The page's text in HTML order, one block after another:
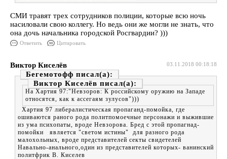
СМИ травят трех сотрудников полиции, которые всю ночь
насиловали свою коллегу. Но ведь они же могли не знать, что
она дочь начальника городской Росгвардии? )))
Ответить Цитировать
03.11.2018 00:18:18
Виктор Киселёв
Бегемотофф
Виктор Киселёв
На Хартия 97:"Невзоров: К российскому оружию на Западе
относятся, как к ассегаям зулусов")))
Хартия 97 либералистическая пропаганд-помойка, где
ошиваются раного рода политпомоечные персонажи и выжившие
из ума психопаты, вроде Невзорова. Бред с этой пропагнад-
помойки является "светом истины" для разного рода
малохольных, вроде представителей секты свидетелей
Навально-анального,один из представителей которых- ванинский
политфрик В. Киселев